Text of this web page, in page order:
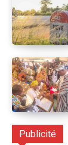
Publicité